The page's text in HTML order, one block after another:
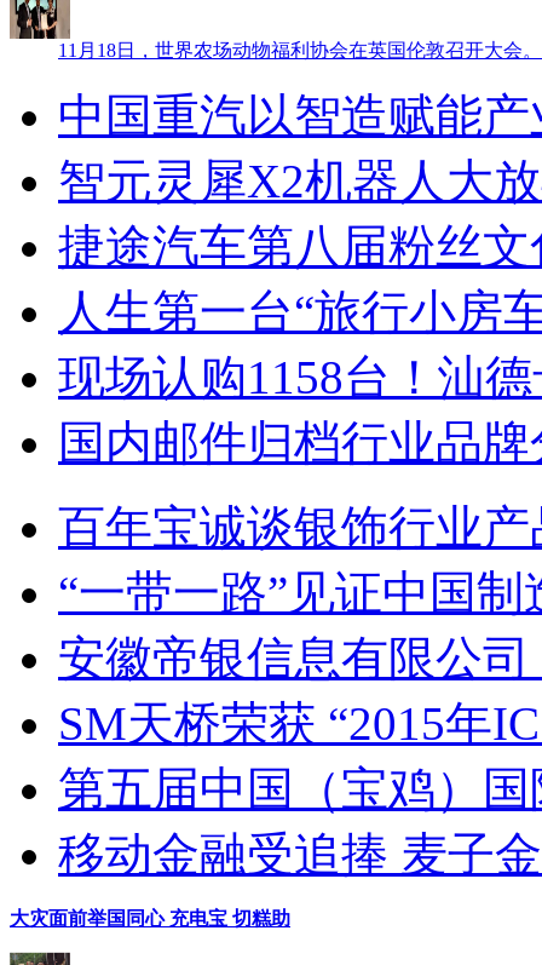
11月18日，世界农场动物福利协会在英国伦敦召开大
中国重汽以智造赋能
智元灵犀X2机器人大
捷途汽车第八届粉丝
人生第一台“旅行小房
现场认购1158台！汕
国内邮件归档行业品
百年宝诚谈银饰行业
“一带一路”见证中国制
安徽帝银信息有限公
SM天桥荣获 “2015年
第五届中国（宝鸡）
移动金融受追捧 麦子
大灾面前举国同心 充电宝 切糕助